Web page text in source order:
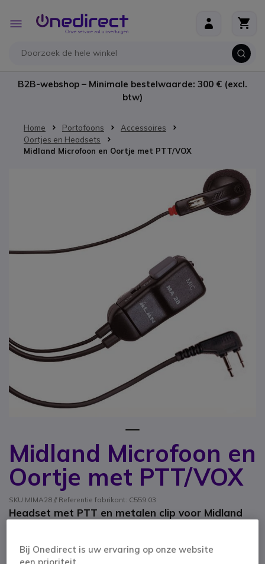
Toggle
Nav
B2B-webshop – Minimale bestelwaarde: 300 € (excl.
btw)
Home Portofoons
Accessoires
Oortjes en Headsets
Midland Microfoon en Oortje met PTT/VOX
Midland Microfoon en
Oortje met PTT/VOX
SKU MIMA28 // Referentie fabrikant: C559.03
Headset met PTT en metalen clip voor Midland
walkie talkies
Ga naar het begin van de afbeeldingen-gallerij
Bij Onedirect is uw ervaring op onze website